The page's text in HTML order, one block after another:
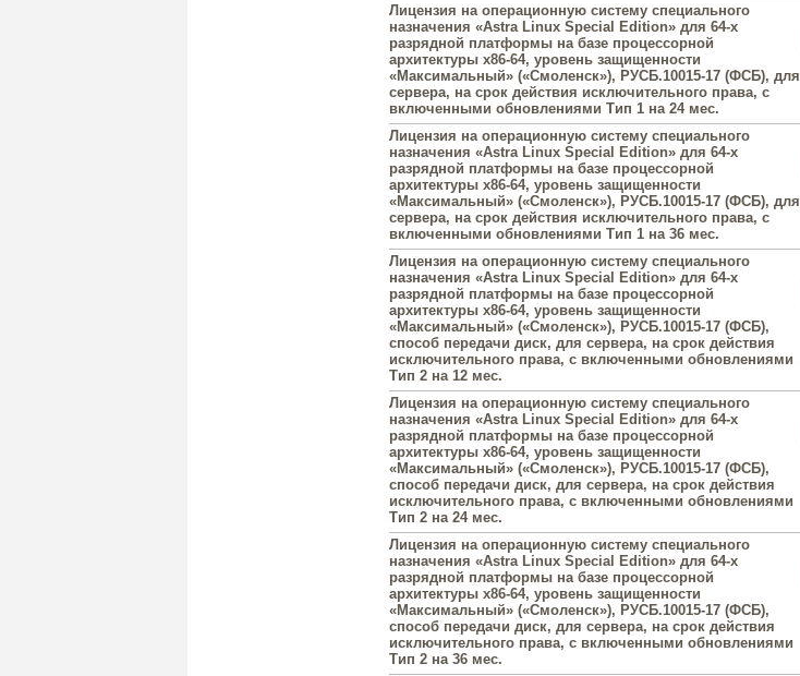
Лицензия на операционную систему специального
назначения «Astra Linux Special Edition» для 64-х
разрядной платформы на базе процессорной
архитектуры х86-64, уровень защищенности
«Максимальный» («Смоленск»), РУСБ.10015-17 (ФСБ), для
сервера, на срок действия исключительного права, с
включенными обновлениями Тип 1 на 24 мес.
Лицензия на операционную систему специального
назначения «Astra Linux Special Edition» для 64-х
разрядной платформы на базе процессорной
архитектуры х86-64, уровень защищенности
«Максимальный» («Смоленск»), РУСБ.10015-17 (ФСБ), для
сервера, на срок действия исключительного права, с
включенными обновлениями Тип 1 на 36 мес.
Лицензия на операционную систему специального
назначения «Astra Linux Special Edition» для 64-х
разрядной платформы на базе процессорной
архитектуры х86-64, уровень защищенности
«Максимальный» («Смоленск»), РУСБ.10015-17 (ФСБ),
способ передачи диск, для сервера, на срок действия
исключительного права, с включенными обновлениями
Тип 2 на 12 мес.
Лицензия на операционную систему специального
назначения «Astra Linux Special Edition» для 64-х
разрядной платформы на базе процессорной
архитектуры х86-64, уровень защищенности
«Максимальный» («Смоленск»), РУСБ.10015-17 (ФСБ),
способ передачи диск, для сервера, на срок действия
исключительного права, с включенными обновлениями
Тип 2 на 24 мес.
Лицензия на операционную систему специального
назначения «Astra Linux Special Edition» для 64-х
разрядной платформы на базе процессорной
архитектуры х86-64, уровень защищенности
«Максимальный» («Смоленск»), РУСБ.10015-17 (ФСБ),
способ передачи диск, для сервера, на срок действия
исключительного права, с включенными обновлениями
Тип 2 на 36 мес.